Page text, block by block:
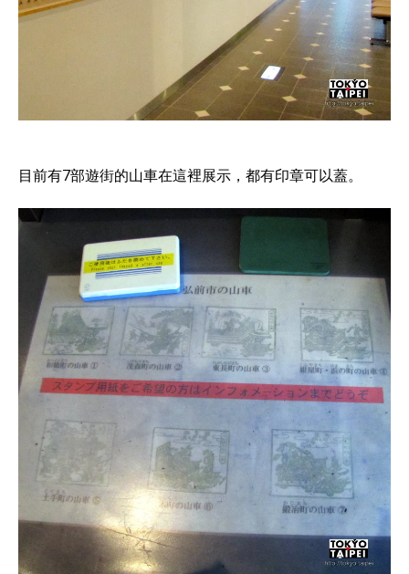
目前有7部遊街的山車在這裡展示，都有印章可以蓋。